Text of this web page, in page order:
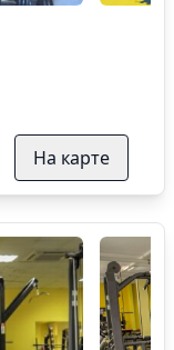
На карте